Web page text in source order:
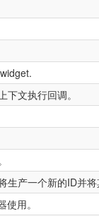
文执行回调。
产一个新的ID并将
用。